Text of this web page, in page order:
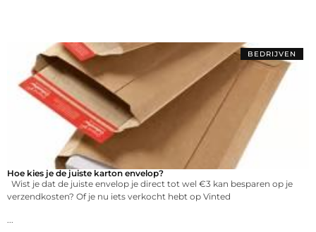
BEDRIJVEN
Hoe kies je de juiste karton envelop?
Wist je dat de juiste envelop je direct tot wel €3 kan besparen op je
verzendkosten? Of je nu iets verkocht hebt op Vinted